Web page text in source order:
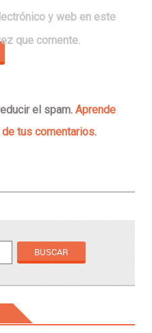
y web en este
que comente.
el spam. Aprende
tus comentarios.